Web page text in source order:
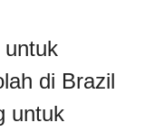
untuk
di Brazil
untuk